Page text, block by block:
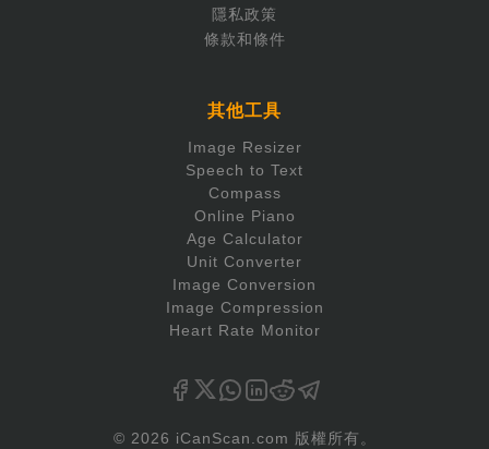
隱私政策
條款和條件
其他工具
Image Resizer
Speech to Text
Compass
Online Piano
Age Calculator
Unit Converter
Image Conversion
Image Compression
Heart Rate Monitor
© 2026 iCanScan.com 版權所有。